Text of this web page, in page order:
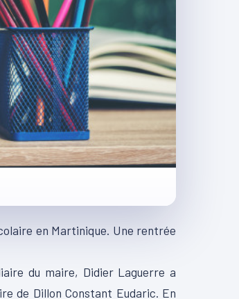
en Martinique. Une rentrée
du maire, Didier Laguerre a
de Dillon Constant Eudaric. En